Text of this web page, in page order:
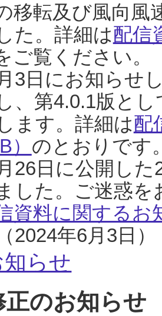
移転及び風向風
た。詳細は配信
ご覧ください。
3日にお知らせ
、第4.0.1版と
ます。詳細は配
のとおりです
26日に公開し
した。ご迷惑
資料に関するお
2024年6月3日）
らせ
正のお知らせ